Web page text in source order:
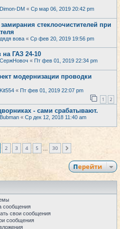
Dimon-DM « Ср мар 06, 2019 20:42 pm
стеклоочистителей при
дядя вова « Ср фев 20, 2019 19:56 pm
ГАЗ 24-10
СержНовоч « Пт фев 01, 2019 22:34 pm
модернизации проводки
Kit554 « Пт фев 01, 2019 22:07 pm
1 2
- сами срабатывают.
Bubman « Ср дек 12, 2018 11:40 am
из
2 3 4 5 30
Перейти
сообщения
свои сообщения
сообщения